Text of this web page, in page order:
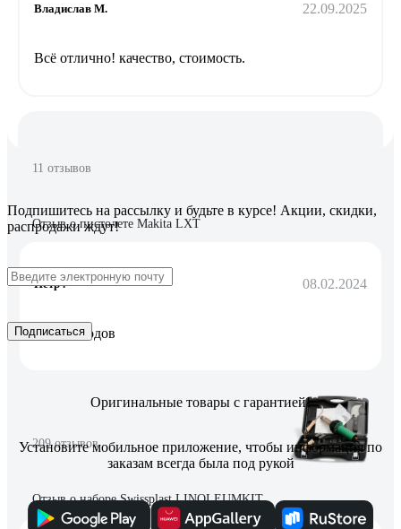
Владислав М. 22.09.2025
Всё отлично! качество, стоимость.
11 отзывов
Отзыв о пистолете Makita LXT
Петр . 08.02.2024
Без проводов
209 отзывов
Отзыв о наборе Swissplast LINOLEUMKIT
Подпишитесь на рассылку и будьте в курсе! Акции, скидки,
распродажи ждут!
Подписаться
Оригинальные товары с гарантией!
Установите мобильное приложение, чтобы информация по
заказам всегда была под рукой